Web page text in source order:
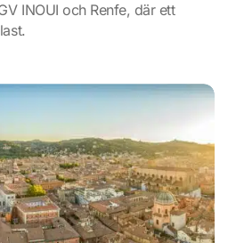
INOUI och Renfe, där ett